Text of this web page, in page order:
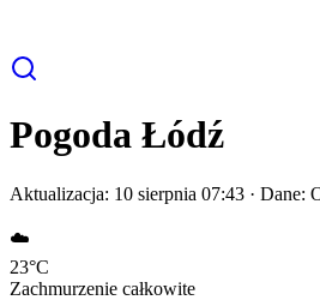
Pogoda Łódź
Aktualizacja: 10 sierpnia 07:43 · Dane:
☁️
23°C
Zachmurzenie całkowite